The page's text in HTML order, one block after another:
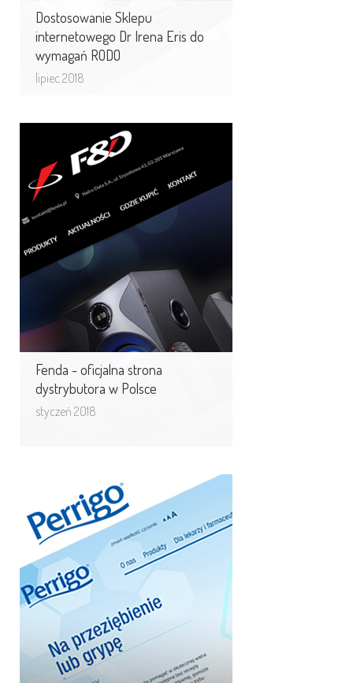
Dostosowanie Sklepu
internetowego Dr Irena Eris do
wymagań RODO
lipiec 2018
Fenda - oficjalna strona
dystrybutora w Polsce
styczeń 2018
Fenda - oficjalna strona
dystrybutora w Polsce
Witryna internetowa atrakcyjnym
sposobem na promocję nowego
wizerunku firmy Fenda.
Nowa odsłona strony
internetowej Omega
Pharma
Od dziś można już korzystać
z nowej, lepszej wersji strony
internetowej Omega Pharma.